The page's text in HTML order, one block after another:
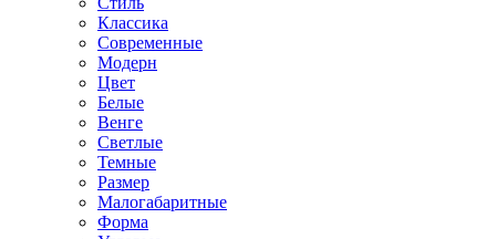
Классика
Современные
Модерн
Цвет
Белые
Венге
Светлые
Темные
Размер
Малогабаритные
Форма